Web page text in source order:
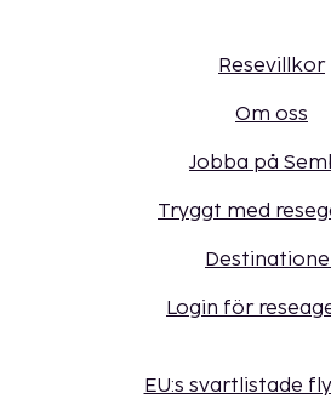
Resevillkor
Om oss
Jobba på
Tryggt med
Login för
EU:s svartlistade